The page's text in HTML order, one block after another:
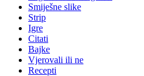
Smiješne slike
Strip
Igre
Citati
Bajke
Vjerovali ili ne
Recepti